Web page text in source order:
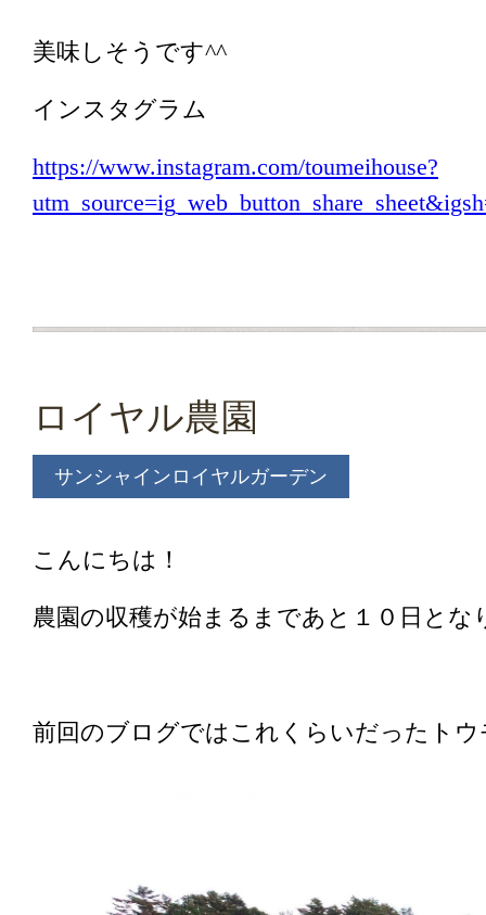
美味しそうです^^
インスタグラム
https://www.instagram.com/toumeihouse?
ロイヤル農園
サンシャインロイヤルガーデン
こんにちは！
農園の収穫が始まるまであと１０日とな
前回のブログではこれくらいだったト